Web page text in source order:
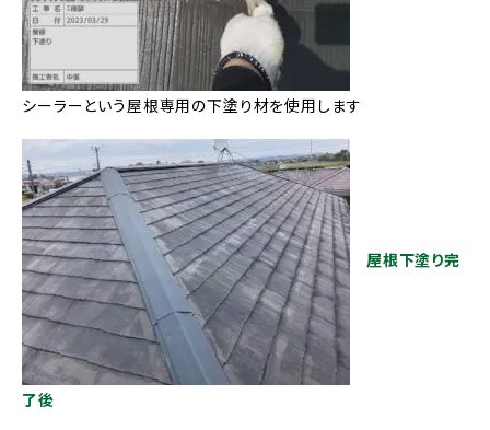
シーラーという屋根専用の下塗り材を使用します
屋根下塗り完
了後